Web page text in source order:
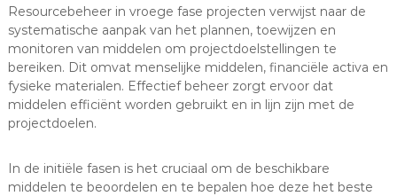
Resourcebeheer in vroege fase projecten verwijst naar de
systematische aanpak van het plannen, toewijzen en
monitoren van middelen om projectdoelstellingen te
bereiken. Dit omvat menselijke middelen, financiële activa en
fysieke materialen. Effectief beheer zorgt ervoor dat
middelen efficiënt worden gebruikt en in lijn zijn met de
projectdoelen.
In de initiële fasen is het cruciaal om de beschikbare
middelen te beoordelen en te bepalen hoe deze het beste